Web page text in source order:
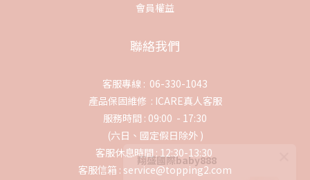
會員權益
聯絡我們
客服專線 : 06-330-1043
產品保固維修 : ICARE真人客服
服務時間 : 09:00 - 17:30
(六日、國定假日除外 )
客服休息時間 : 12:30-13:30
客服信箱 : service@topping2.com
翔盛國際baby888